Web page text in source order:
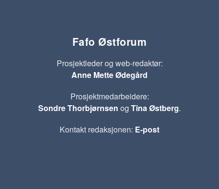
Fafo Østforum
Prosjektleder og web-redaktør:
Anne Mette Ødegård
Prosjektmedarbeidere:
Sondre Thorbjørnsen og Tina Østberg.
Kontakt redaksjonen: E-post